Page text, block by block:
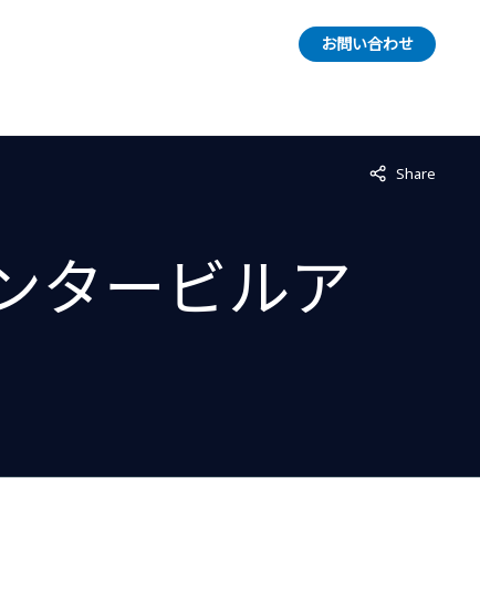
お問い合わせ
タービルア
Share
Not displayed